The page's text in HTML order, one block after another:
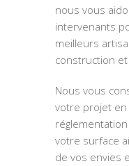
nous vous
intervenants
meilleurs
construction
Nous vous
votre projet
votre surface
de vos envies